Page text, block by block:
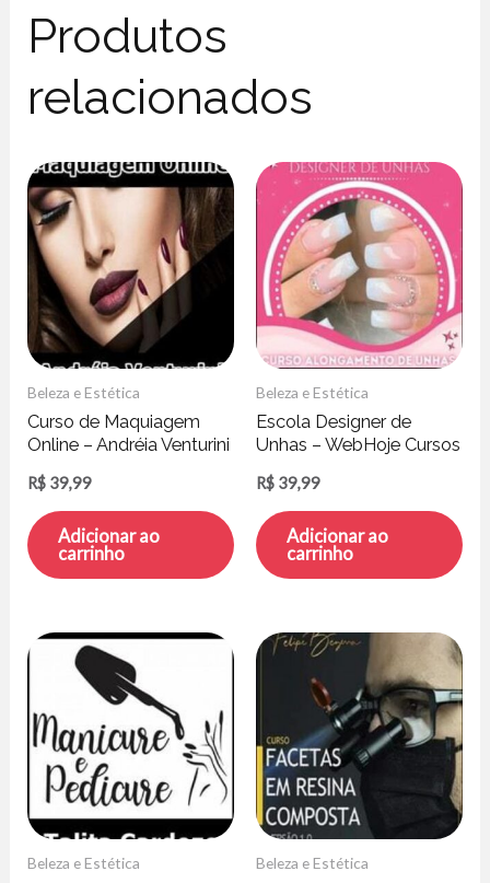
Produtos
relacionados
Beleza e Estética
Curso de Maquiagem
Online – Andréia Venturini
R$ 39,99
Adicionar ao
carrinho
Beleza e Estética
Escola Designer de
Unhas – WebHoje Cursos
R$ 39,99
Adicionar ao
carrinho
Beleza e Estética Beleza e Estética